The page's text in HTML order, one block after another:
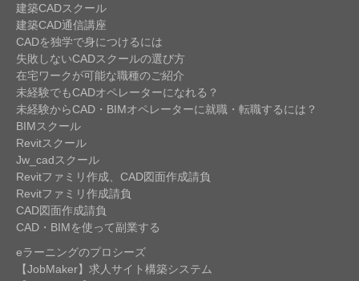
建築CADスクール
建築CAD通信講座
CADを独学で身につけるには
失敗しないCADスクールの選び方
在宅ワークが可能な職種のご紹介
未経験でもCADオペレーターになれる？
未経験からCAD・BIMオペレーターに就職・転職するには？
BIMスクール
Revitスクール
Jw_cadスクール
Revitファミリ作成、CAD図面作成請負
Revitファミリ作成請負
CAD図面作成請負
CAD・BIMを使って副業する
eラーニングのプロシーズ
【JobMaker】求人サイト構築システム